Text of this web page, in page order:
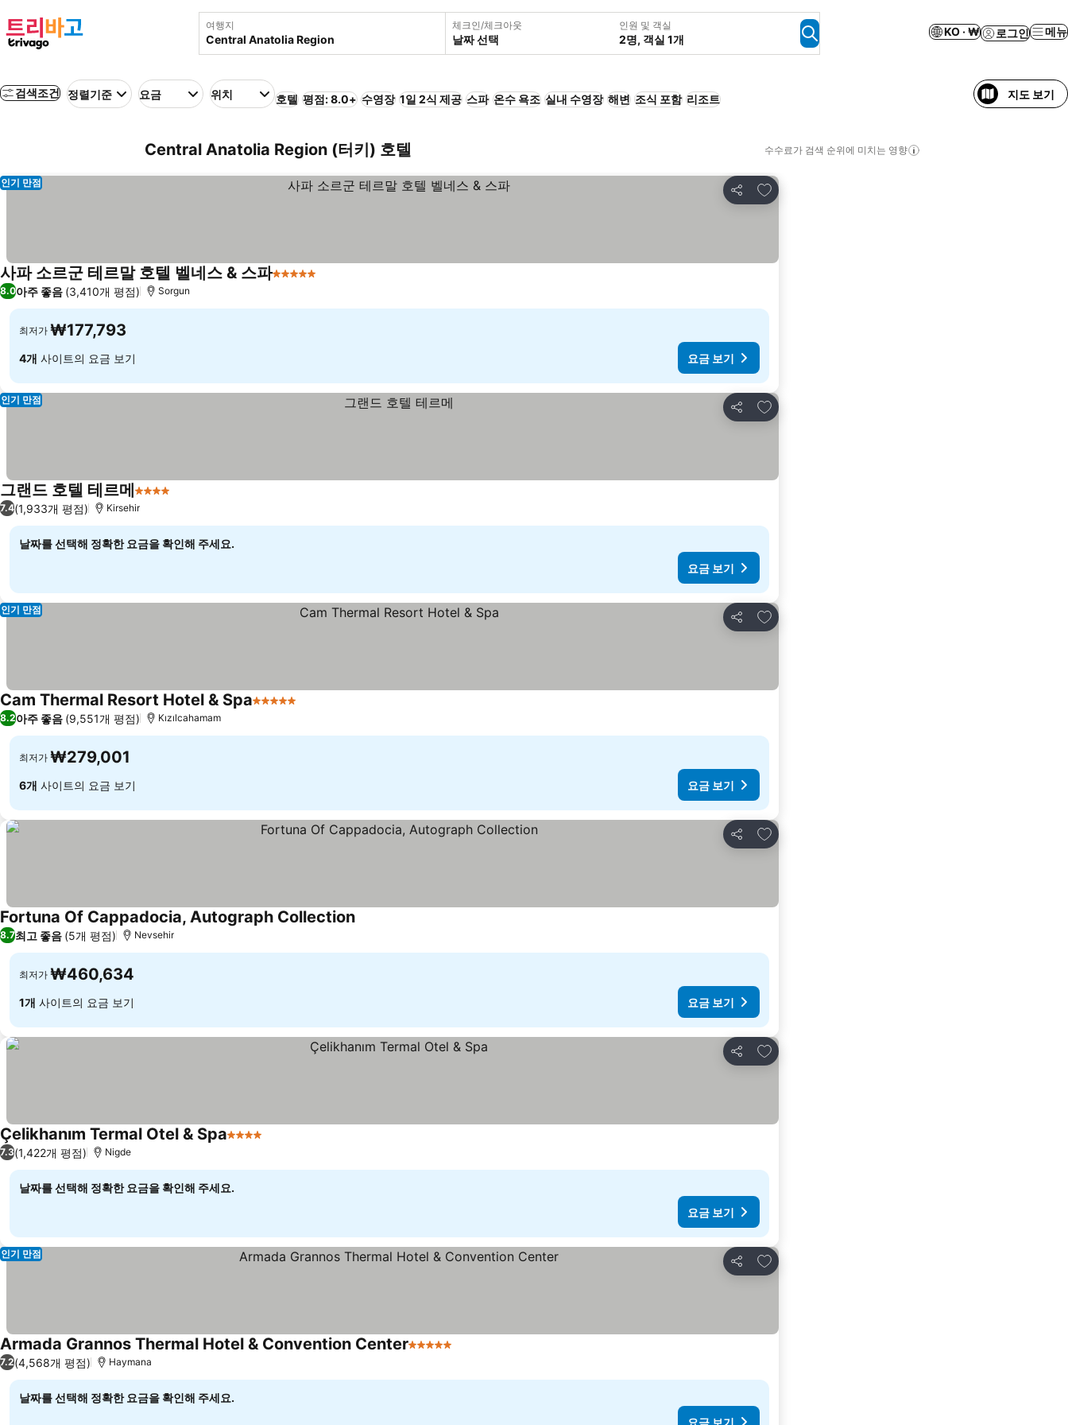
여행지 체크인/체크아웃
날짜 선택
인원 및 객실
2명, 객실 1개
KO · ₩ 로그인 메뉴
검색조건 정렬기준 요금 위치 호텔 평점: 8.0+ 수영장 1일 2식 제공 스파 온수 욕조 실내 수영장 해변 조식 포함 리조트 지도 보기
Central Anatolia Region (터키) 호텔 수수료가 검색 순위에 미치는 영향
공유
즐겨찾기에 추가
인기 만점
사파 소르군 테르말 호텔 벨네스 & 스파5 성급
8.0아주 좋음 (3,410개 평점) Sorgun
최저가 ₩177,793
4개 사이트의 요금 보기 요금 보기
공유
즐겨찾기에 추가
인기 만점
그랜드 호텔 테르메4 성급
7.4(1,933개 평점) Kirsehir
날짜를 선택해 정확한 요금을 확인해 주세요.
요금 보기
공유
즐겨찾기에 추가
인기 만점
Cam Thermal Resort Hotel & Spa5 성급
8.2아주 좋음 (9,551개 평점) Kızılcahamam
최저가 ₩279,001
6개 사이트의 요금 보기 요금 보기
공유
즐겨찾기에 추가
Fortuna Of Cappadocia, Autograph Collection
8.7최고 좋음 (5개 평점) Nevsehir
최저가 ₩460,634
1개 사이트의 요금 보기 요금 보기
공유
즐겨찾기에 추가
Çelikhanım Termal Otel & Spa4 성급
7.3(1,422개 평점) Nigde
날짜를 선택해 정확한 요금을 확인해 주세요.
요금 보기
공유
즐겨찾기에 추가
인기 만점
Armada Grannos Thermal Hotel & Convention Center5 성급
7.2(4,568개 평점) Haymana
날짜를 선택해 정확한 요금을 확인해 주세요.
요금 보기